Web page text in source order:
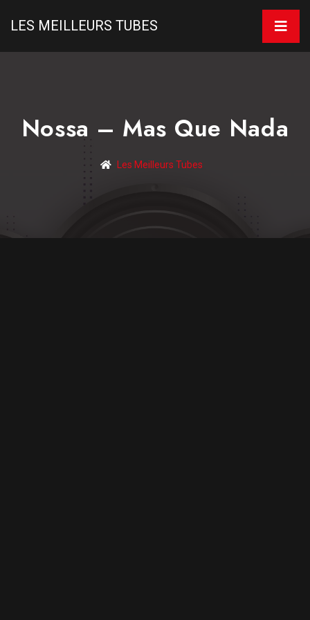
LES MEILLEURS TUBES
Nossa – Mas Que Nada
Les Meilleurs Tubes